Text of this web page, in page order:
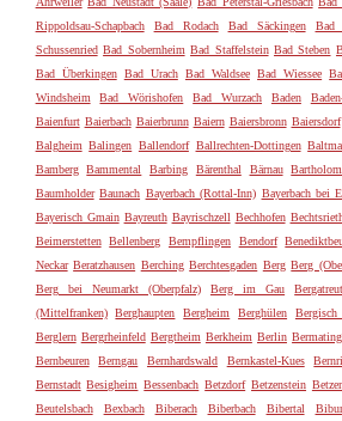
Rippoldsau-Schapbach
Bad Rodach Bad Säckingen Bad
Schussenried Bad Sobernheim Bad Staffelstein Bad Steben
Bad Überkingen Bad Urach Bad Waldsee Bad Wiessee
Windsheim
Bad Wörishofen Bad Wurzach Baden
Baienfurt Baierbach Baierbrunn Baiern Baiersbronn Baiersdorf
Balgheim Balingen Ballendorf Ballrechten-Dottingen
Bamberg
Bammental Barbing Bärenthal Bärnau
Baumholder Baunach Bayerbach (Rottal-Inn) Bayerbach bei
Bayerisch Gmain Bayreuth Bayrischzell Bechhofen
Beimerstetten
Bellenberg Bempflingen Bendorf
Neckar Beratzhausen Berching Berchtesgaden Berg Berg
Berg bei Neumarkt (Oberpfalz)
Berg im Gau
(Mittelfranken)
Berghaupten Bergheim Berghülen Bergisch
Berglern Bergrheinfeld Bergtheim Berkheim Berlin
Bernbeuren
Berngau Bernhardswald Bernkastel-Kues
Bernstadt Besigheim Bessenbach Betzdorf Betzenstein
Beutelsbach
Bexbach Biberach Biberbach Bibertal